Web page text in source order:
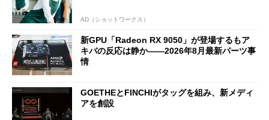
AD（ショットワークス）
新GPU「Radeon RX 9050」が登場するもア
キバの反応は静か――2026年8月最新パーツ事
情
GOETHEとFINCHIがタッグを組み、新メディ
アを創設